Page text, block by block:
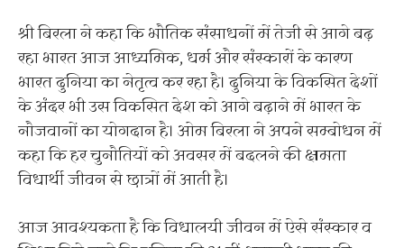
श्री बिरला ने कहा कि भौतिक संसाधनों में तेजी से आगे बढ़
रहा भारत आज आध्यमिक, धर्म और संस्कारों के कारण
भारत दुनिया का नेतृत्व कर रहा है। दुनिया के विकसित देशों
के अंदर भी उस विकसित देश को आगे बढ़ाने में भारत के
नौजवानों का योगदान है। ओम बिरला ने अपने सम्बोधन में
कहा कि हर चुनौतियों को अवसर में बदलने की क्षमता
विधार्थी जीवन से छात्रों में आती है।
आज आवश्यकता है कि विधालयी जीवन में ऐसे संस्कार व